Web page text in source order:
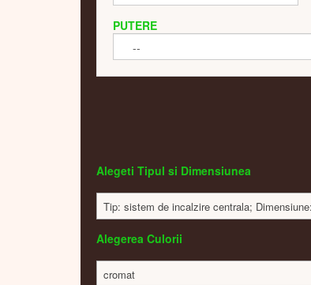
PUTERE
Alegeti Tipul si Dimensiunea
Tip: sistem de incalzire centrala;
Alegerea Culorii
cromat